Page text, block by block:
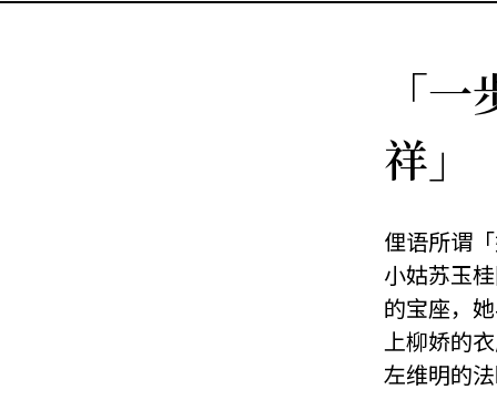
「
祥」
俚语所谓
小姑苏玉
的宝座，
上柳娇的
左维明的